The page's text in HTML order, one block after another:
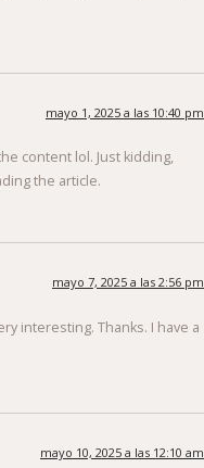
mayo 1, 2025 a las 10:40 pm
content lol. Just kidding,
the article.
mayo 7, 2025 a las 2:56 pm
interesting. Thanks. I have a
mayo 10, 2025 a las 12:10 am